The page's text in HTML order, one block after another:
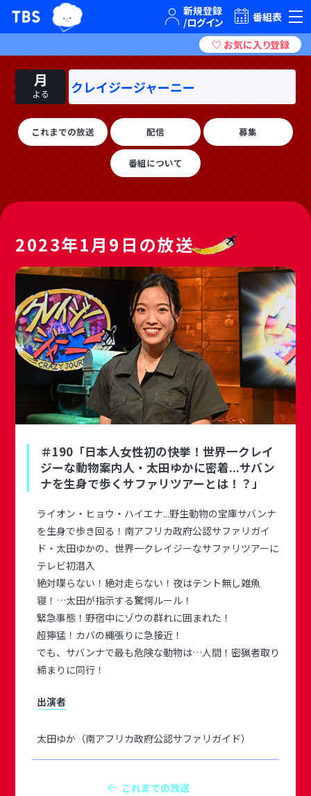
TBSテレビ｜ときめくときを。 番組表
月
よる クレイジージャーニー
これまでの放送 配信 募集
番組について
2023年1月9日の放送
＃190「日本人女性初の快挙！世界一クレイ
ジーな動物案内人・太田ゆかに密着...サバン
ナを生身で歩くサファリツアーとは！？」
ライオン・ヒョウ・ハイエナ...野生動物の宝庫サバンナ
を生身で歩き回る！南アフリカ政府公認サファリガイ
ド・太田ゆかの、世界一クレイジーなサファリツアーに
テレビ初潜入
絶対喋らない！絶対走らない！夜はテント無し雑魚
寝！…太田が指示する驚愕ルール！
緊急事態！野宿中にゾウの群れに囲まれた！
超獰猛！カバの縄張りに急接近！
でも、サバンナで最も危険な動物は…人間！密猟者取り
締まりに同行！
出演者
太田ゆか（南アフリカ政府公認サファリガイド）
これまでの放送